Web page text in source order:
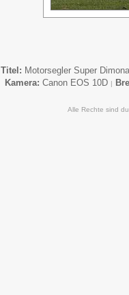
Titel: Motorsegler Super
Kamera: Canon EOS 10D |
Alle Rechte sind